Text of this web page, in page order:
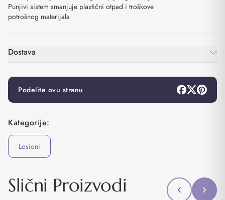
Punjivi sistem smanjuje plastični otpad i troškove
potrošnog materijala
Dostava
Podelite ovu stranu
Kategorije:
Losioni
Slični Proizvodi